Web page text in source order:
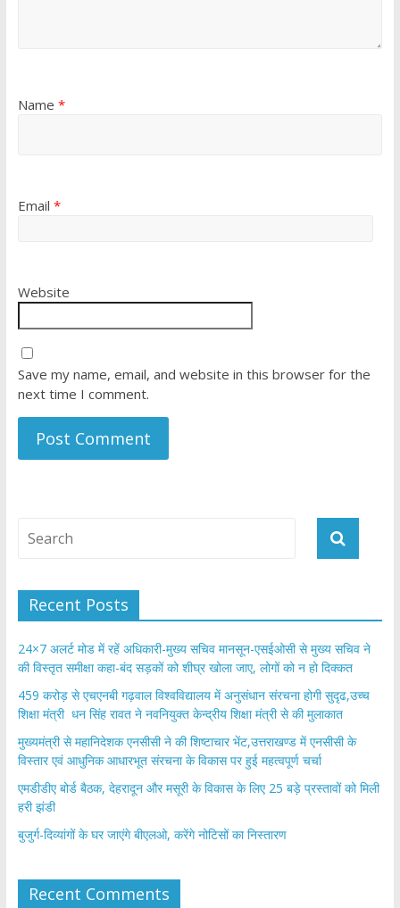
Name *
Email *
Website
Save my name, email, and website in this browser for the
next time I comment.
Recent Posts
24×7 अलर्ट मोड में रहें अधिकारी-मुख्य सचिव मानसून-एसईओसी से मुख्य सचिव ने
की विस्तृत समीक्षा कहा-बंद सड़कों को शीघ्र खोला जाए, लोगों को न हो दिक्कत
459 करोड़ से एचएनबी गढ़वाल विश्वविद्यालय में अनुसंधान संरचना होगी सुदृढ,उच्च
शिक्षा मंत्री धन सिंह रावत ने नवनियुक्त केन्द्रीय शिक्षा मंत्री से की मुलाकात
मुख्यमंत्री से महानिदेशक एनसीसी ने की शिष्टाचार भेंट,उत्तराखण्ड में एनसीसी के
विस्तार एवं आधुनिक आधारभूत संरचना के विकास पर हुई महत्वपूर्ण चर्चा
एमडीडीए बोर्ड बैठक, देहरादून और मसूरी के विकास के लिए 25 बड़े प्रस्तावों को मिली
हरी झंडी
बुजुर्ग-दिव्यांगों के घर जाएंगे बीएलओ, करेंगे नोटिसों का निस्तारण
Recent Comments